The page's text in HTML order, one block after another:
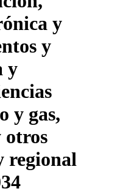
y
y
y
y gas,
otros
regional